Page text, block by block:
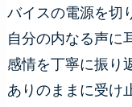
バイスの電源を切
自分の内なる声に
感情を丁寧に振り
ありのままに受け